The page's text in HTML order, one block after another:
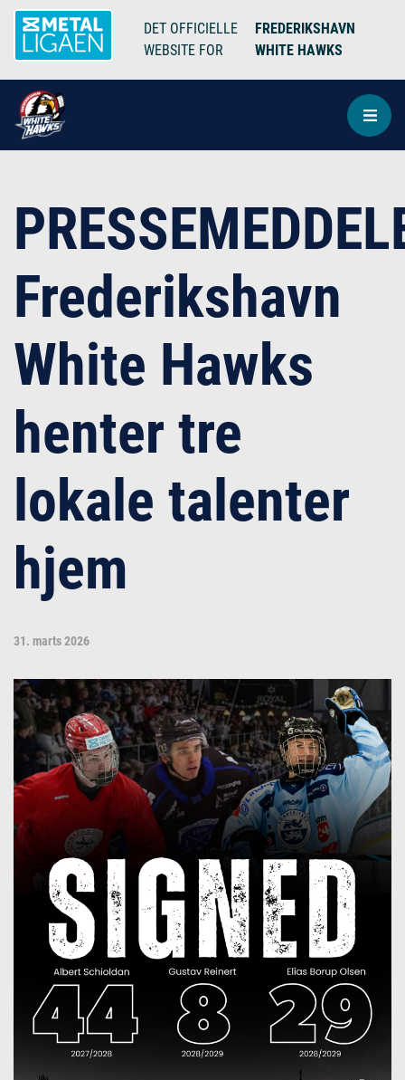
DET OFFICIELLE
WEBSITE FOR
FREDERIKSHAVN
WHITE HAWKS
Frederikshavn
White Hawks
henter tre
lokale talenter
hjem
31. marts 2026